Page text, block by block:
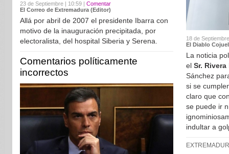
23 de Septiembre | 10:59 | Comentar
El Correo de Extremadura (Editor)
Allá por abril de 2007 el presidente Ibarra con
motivo de la inauguración precipitada, por
electoralista, del hospital Siberia y Serena.
Comentarios políticamente
incorrectos
18 de
El Diablo
La noticia
el Sr. Rivera
Sánchez
si se
claro que
se puede ir
indultar a